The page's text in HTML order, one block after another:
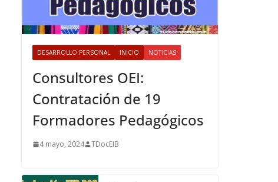
DESARROLLO PERSONAL INICIO NOTICIAS
Consultores OEI:
Contratación de 19
Formadores Pedagógicos
4 mayo, 2024 TDocEIB